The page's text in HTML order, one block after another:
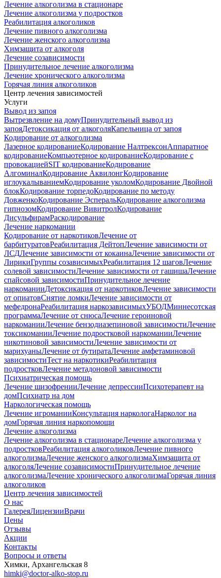
Лечение алкоголизма в стационаре
Лечение алкоголизма у подростков
Реабилитация алкоголиков
Лечение пивного алкоголизма
Лечение женского алкоголизма
Химзащита от алкоголя
Лечение созависимости
Принудительное лечение алкоголизма
Лечение хронического алкоголизма
Горячая линия алкоголиков
Центр лечения зависимостей
Услуги
Вывод из запоя
Вытрезвление на домуПринудительный вывод из
запояДетоксикация от алкоголяКапельница от запоя
Кодирование от алкоголизма
Лазерное кодированиеКодирование НалтрексонАппаратное
кодированиеКомпьютерное кодированиеКодирование с
провокациейSIT кодированиеКодирование
АлгоминалКодирование АквилонгКодирование
иглоукалываниемКодирование уколомКодирование Двойной
блокКодирование торпедоКодирование по методу
ДовженкоКодирование ЭсперальКодирование алкоголизма
гипнозомКодирование ВивитролКодирование
ДисульфирамРаскодирование
Лечение наркомании
Кодирование от наркотиковЛечение от
барбитуратовРеабилитация ДейтопЛечение зависимости от
ЛСДЛечение зависимости от кокаинаЛечение зависимости от
ЛирикиГруппы созависимыхРеабилитация 12 шаговЛечение
солевой зависимостиЛечение зависимости от гашишаЛечение
спайсовой зависимостиПринудительное лечение
наркоманииДетоксикация от наркотиковЛечение зависимости
от опиатовСнятие ломкиЛечение зависимости от
мефедронаРеабилитация наркозависимыхУБОДМиннесотская
программаЛечение от снюсаЛечение героиновой
наркоманииЛечение бензодиазепиновой зависимостиЛечение
токсикоманииЛечение подростковой наркоманииЛечение
никотиновой зависимостиЛечение зависимости от
марихуаныЛечение от бутиратаЛечение амфетаминовой
зависимостиТест на наркотикиРеабилитация
подростковЛечение метадоновой зависимости
Психиатрическая помощь
Лечение шизофренииЛечение депрессииПсихотерапевт на
домПсихиатр на дом
Наркологическая помощь
Лечение игроманииКонсультация наркологаНарколог на
домГорячая линия наркопомощи
Лечение алкоголизма
Лечение алкоголизма в стационареЛечение алкоголизма у
подростковРеабилитация алкоголиковЛечение пивного
алкоголизмаЛечение женского алкоголизмаХимзащита от
алкоголяЛечение созависимостиПринудительное лечение
алкоголизмаЛечение хронического алкоголизмаГорячая линия
алкоголиков
Центр лечения зависимостей
О нас
ГалереяЛицензииВрачи
Цены
Отзывы
Акции
Контакты
Вопросы и ответы
Химки, Архангельская 8
himki@doctor-alko-stop.ru